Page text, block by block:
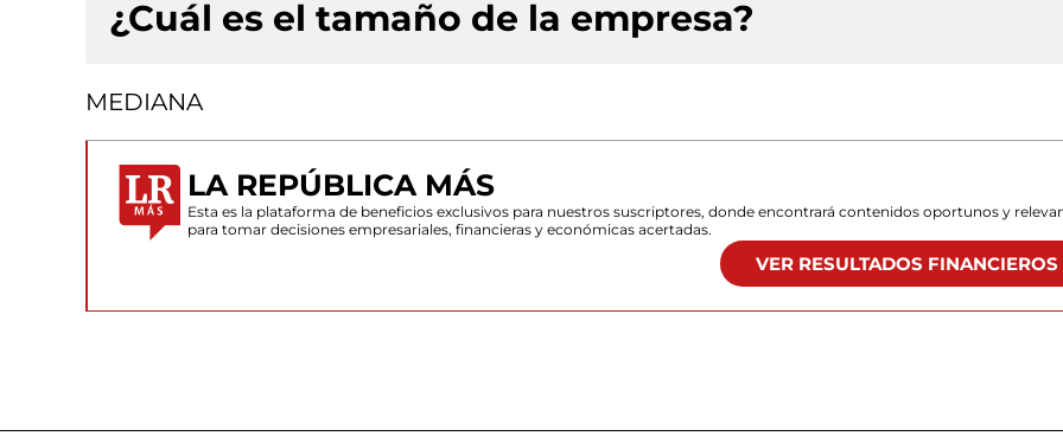
¿Cuál es el tamaño de la empresa?
MEDIANA
LA REPÚBLICA MÁS
Esta es la plataforma de beneficios exclusivos para nuestros suscriptores, donde encontrará contenidos oportunos y
para tomar decisiones empresariales, financieras y económicas acertadas.
VER RESULTADOS FINANCIEROS